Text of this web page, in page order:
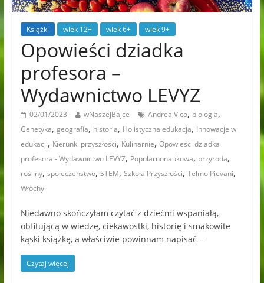
Książki wiek 12+ wiek 6+ wiek 9+
Opowieści dziadka
profesora –
Wydawnictwo LEVYZ
02/01/2023 wNaszejBajce Andrea Vico, biologia,
Genetyka, geografia, historia, Holistyczna edukacja, Innowacje w
edukacji, Kierunki przyszłości, Kulinarnie, Opowieści dziadka
profesora - Wydawnictwo LEVYZ, Popularnonaukowa, przyroda,
rośliny, społeczeństwo, STEM, Szkoła Przyszłości, Telmo Pievani,
Włochy
Niedawno skończyłam czytać z dziećmi wspaniałą,
obfitującą w wiedzę, ciekawostki, historię i smakowite
kąski książkę, a właściwie powinnam napisać –
Czytaj więcej